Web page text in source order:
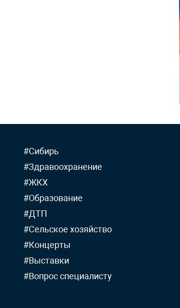
#Сибирь
#Здравоохранение
#ЖКХ
#Образование
#ДТП
#Сельское хозяйство
#Концерты
#Выставки
#Вопрос специалисту